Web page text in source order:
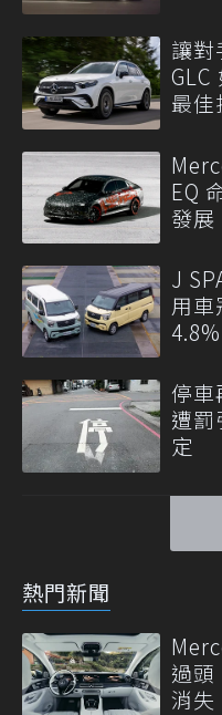
讓對
GLC
最佳
EQ
發展
J
用車
4.8%
停車
遭罰
定
熱門新聞
過
消失